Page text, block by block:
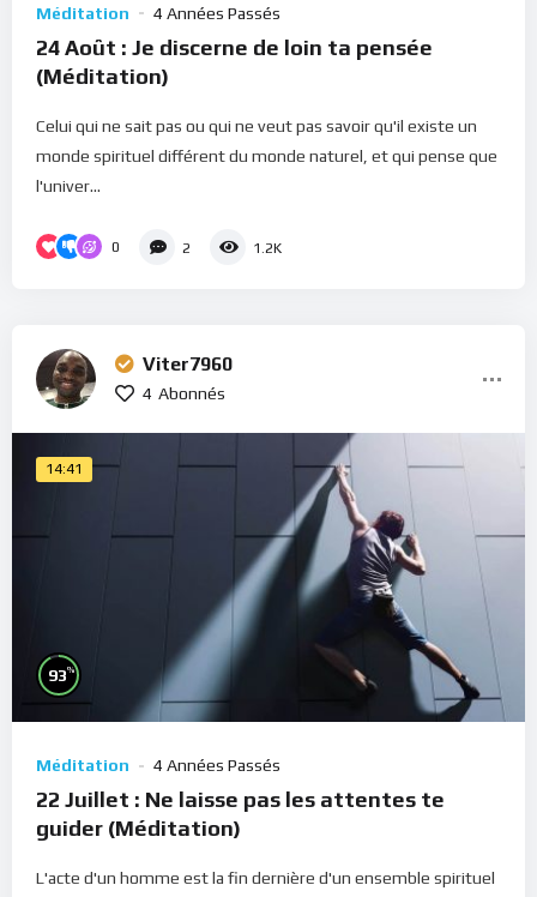
Méditation 4 Années Passés
24 Août : Je discerne de loin ta pensée
(Méditation)
Celui qui ne sait pas ou qui ne veut pas savoir qu'il existe un
monde spirituel différent du monde naturel, et qui pense que
l'univer...
0 2 1.2K
Viter7960
4 Abonnés
14:41
93%
Méditation 4 Années Passés
22 Juillet : Ne laisse pas les attentes te
guider (Méditation)
L'acte d'un homme est la fin dernière d'un ensemble spirituel